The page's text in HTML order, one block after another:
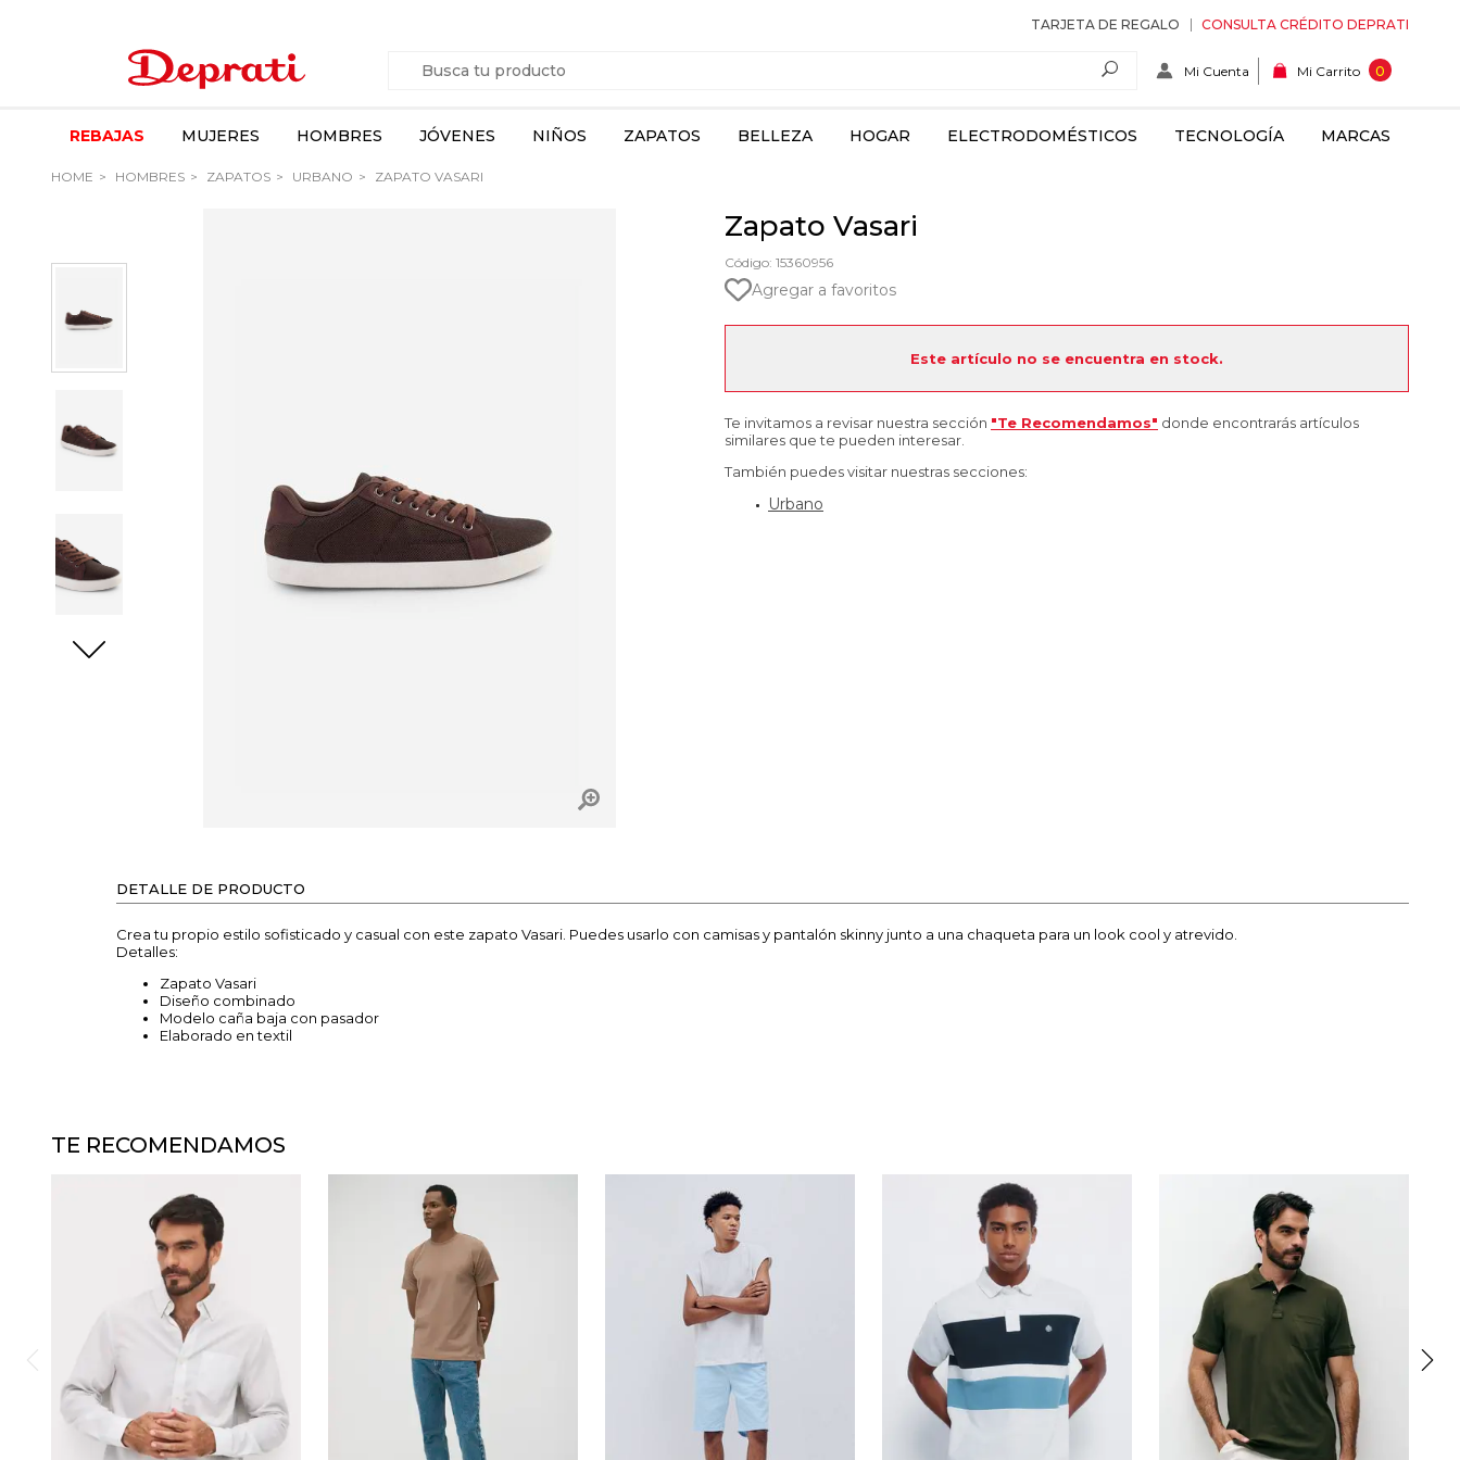
TARJETA DE REGALO CONSULTA CRÉDITO DEPRATI
Mi Cuenta Mi Carrito 0
REBAJAS MUJERES HOMBRES JÓVENES NIÑOS ZAPATOS BELLEZA HOGAR ELECTRODOMÉSTICOS TECNOLOGÍA MARCAS
HOME HOMBRES ZAPATOS URBANO ZAPATO VASARI
Zapato Vasari
Código: 15360956
Agregar a favoritos
Este artículo no se encuentra en stock.
Te invitamos a revisar nuestra sección "Te Recomendamos" donde encontrarás artículos
similares que te pueden interesar.
También puedes visitar nuestras secciones:
Urbano
DETALLE DE PRODUCTO
Crea tu propio estilo sofisticado y casual con este zapato Vasari. Puedes usarlo con camisas y pantalón skinny junto a una chaqueta para un look cool y atrevido.
Detalles:
Zapato Vasari
Diseño combinado
Modelo caña baja con pasador
Elaborado en textil
TE RECOMENDAMOS